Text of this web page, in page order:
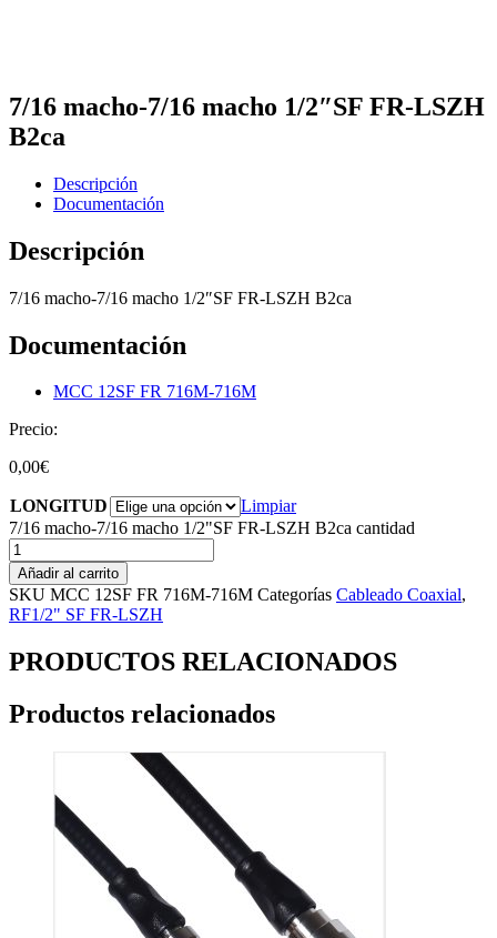
7/16 macho-7/16 macho 1/2″SF FR-LSZH
B2ca
Descripción
Documentación
Descripción
7/16 macho-7/16 macho 1/2″SF FR-LSZH B2ca
Documentación
MCC 12SF FR 716M-716M
Precio:
0,00€
LONGITUD
Limpiar
7/16 macho-7/16 macho 1/2"SF FR-LSZH B2ca cantidad
Añadir al carrito
SKU MCC 12SF FR 716M-716M Categorías Cableado Coaxial,
RF1/2" SF FR-LSZH
PRODUCTOS RELACIONADOS
Productos relacionados